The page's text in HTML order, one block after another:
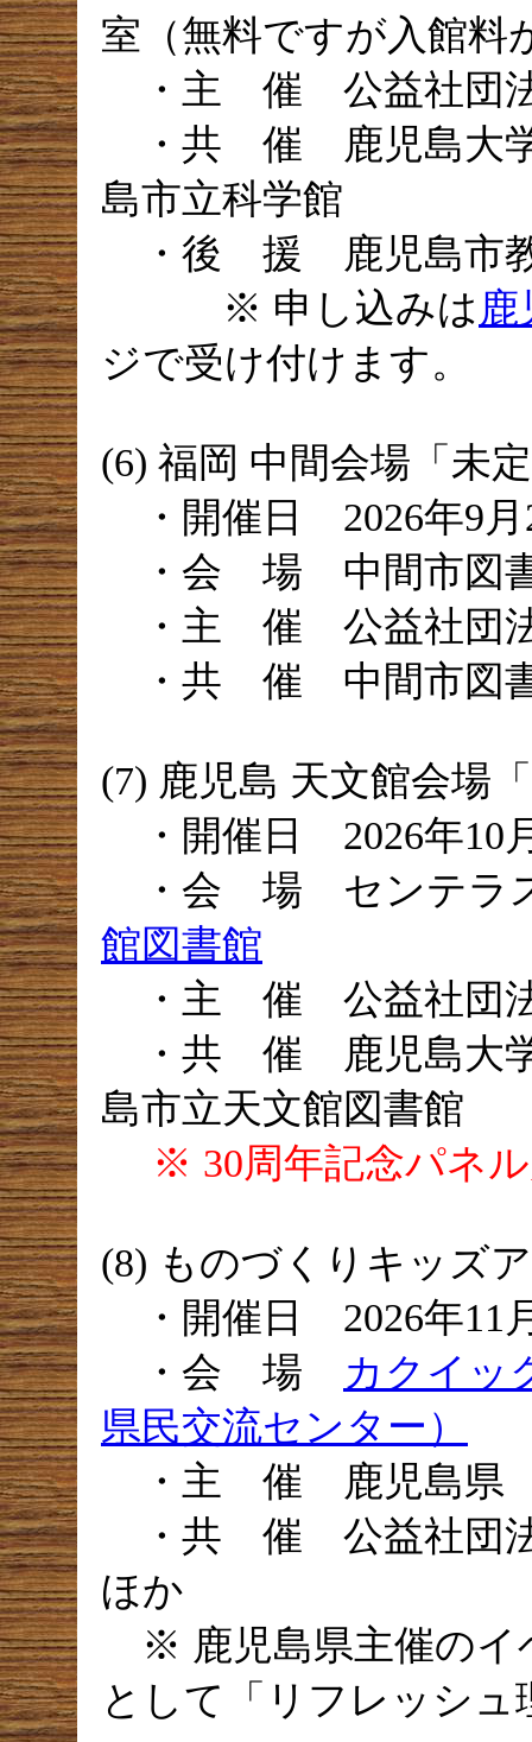
室（無料ですが入館料
・主 催 公益社団法
・共 催 鹿児島大学
島市立科学館
・後 援 鹿児島市
※ 申し込みは 鹿
ジで受け付けます。
(6) 福岡 中間会場「未
・開催日 2026年9月
・会 場 中間市図
・主 催 公益社団法
・共 催 中間市図
(7) 鹿児島 天文館会場
・開催日 2026年10
・会 場 センテラ
館図書館
・主 催 公益社団法
・共 催 鹿児島大学
島市立天文館図書館
※ 30周年記念パネ
(8) ものづくりキッズ
・開催日 2026年11
・会 場
カクイッ
県民交流センター）
・主 催 鹿児島県
・共 催 公益社団法
ほか
※ 鹿児島県主催のイ
として「リフレッシ